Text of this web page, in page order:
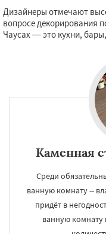
Дизайнеры отмечают
вопросе декорирования
Чаусах — это кухни,
Каменная
Среди
ванную комнату --
придёт в
ванную комнату